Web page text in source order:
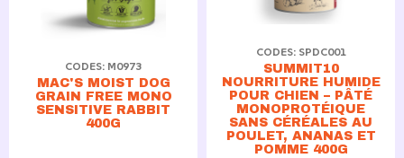
CODES: M0973
MAC'S MOIST DOG
GRAIN FREE MONO
SENSITIVE RABBIT
400G
CODES: SPDC001
SUMMIT10
NOURRITURE HUMIDE
POUR CHIEN – PÂTÉ
MONOPROTÉIQUE
SANS CÉRÉALES AU
POULET, ANANAS ET
POMME 400G